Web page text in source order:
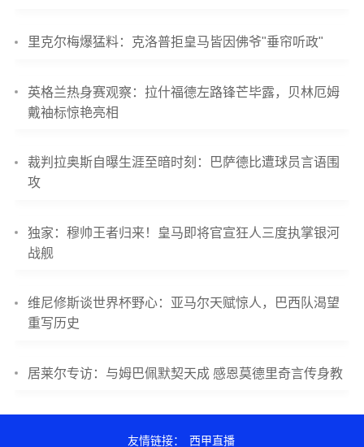
里克尔梅爆猛料：克洛普拒皇马皆因佛爷"垂帘听政"
英格兰热身赛观察：拉什福德左路锋芒毕露，贝林厄姆
戴袖标惊艳亮相
裁判拉奥斯自曝生涯至暗时刻：巴萨德比遭球员言语围
攻
独家：穆帅王者归来！皇马即将官宣狂人三度执掌银河
战舰
维尼修斯谈世界杯野心：亚马尔天赋惊人，巴西队渴望
重写历史
居莱尔专访：与姆巴佩默契天成 感恩莫德里奇言传身教
友情链接： 西甲直播